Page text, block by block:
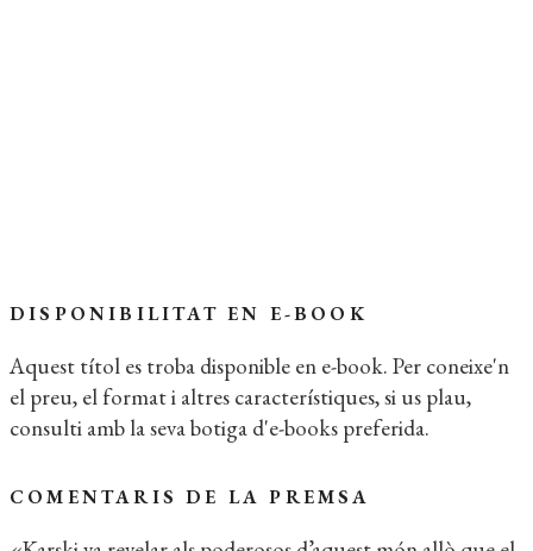
DISPONIBILITAT EN E-BOOK
Aquest títol es troba disponible en e-book. Per coneixe'n
el preu, el format i altres característiques, si us plau,
consulti amb la seva botiga d'e-books preferida.
COMENTARIS DE LA PREMSA